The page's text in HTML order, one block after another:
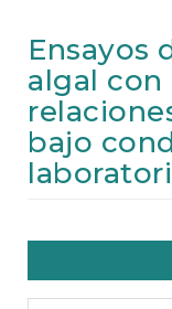
n
C
n
t
e
n
d
e
Ensayos
algal
bajo
Article
Sidebar